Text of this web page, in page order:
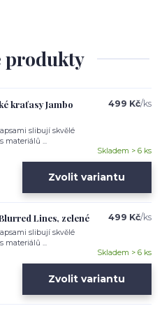
produkty
kraťasy Jambo
slibují skvělé
materiálů ...
499 Kč/ks
Skladem > 6 ks
Zvolit variantu
Lines, zelené
slibují skvělé
materiálů ...
499 Kč/ks
Skladem > 6 ks
Zvolit variantu